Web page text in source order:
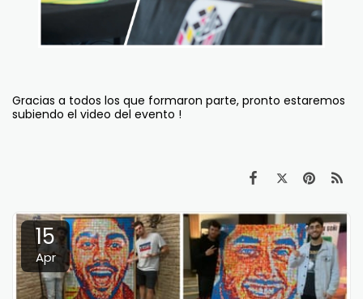
Gracias a todos los que formaron parte, pronto estaremos
subiendo el video del evento !
15
Apr